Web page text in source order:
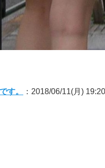
す。 ：2018/06/11(月)